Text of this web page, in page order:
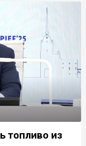
топливо из